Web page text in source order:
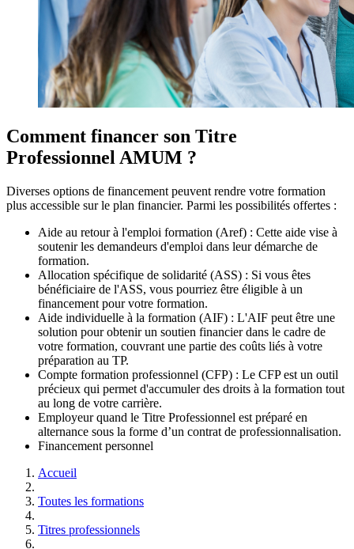
Comment financer son Titre
Professionnel AMUM ?
Diverses options de financement peuvent rendre votre formation
plus accessible sur le plan financier. Parmi les possibilités offertes :
Aide au retour à l'emploi formation (Aref) : Cette aide vise à
soutenir les demandeurs d'emploi dans leur démarche de
formation.
Allocation spécifique de solidarité (ASS) : Si vous êtes
bénéficiaire de l'ASS, vous pourriez être éligible à un
financement pour votre formation.
Aide individuelle à la formation (AIF) : L'AIF peut être une
solution pour obtenir un soutien financier dans le cadre de
votre formation, couvrant une partie des coûts liés à votre
préparation au TP.
Compte formation professionnel (CFP) : Le CFP est un outil
précieux qui permet d'accumuler des droits à la formation tout
au long de votre carrière.
Employeur quand le Titre Professionnel est préparé en
alternance sous la forme d’un contrat de professionnalisation.
Financement personnel
Accueil
Toutes les formations
Titres professionnels